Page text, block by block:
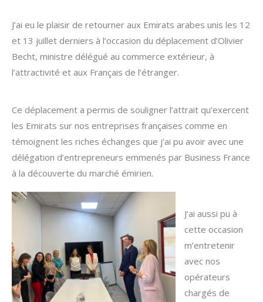
J’ai eu le plaisir de retourner aux Emirats arabes unis les 12
et 13 juillet derniers à l’occasion du déplacement d’Olivier
Becht, ministre délégué au commerce extérieur, à
l’attractivité et aux Français de l’étranger.
Ce déplacement a permis de souligner l’attrait qu’exercent
les Emirats sur nos entreprises françaises comme en
témoignent les riches échanges que j’ai pu avoir avec une
délégation d’entrepreneurs emmenés par Business France
à la découverte du marché émirien.
J’ai aussi pu à
cette occasion
m’entretenir
avec nos
opérateurs
chargés de